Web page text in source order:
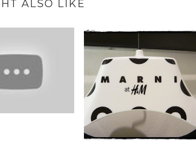
ALSO LIKE